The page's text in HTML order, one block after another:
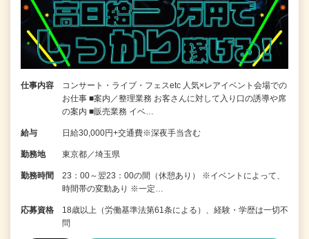
仕事内容
コンサート・ライブ・フェスetc 人気×レアイベント会場での
お仕事 ■案内／整理業務 お客さんに対して入り口の誘導や席
の案内 ■販売業務 イベ…
給与 日給30,000円+交通費※深夜手当含む
勤務地 東京都／埼玉県
勤務時間
23：00～翌23：00の間（休憩あり） ※イベントによって、
時間帯の変動あり ※一定…
応募資格
18歳以上（労働基準法第61条による）、経験・学歴は一切不
問